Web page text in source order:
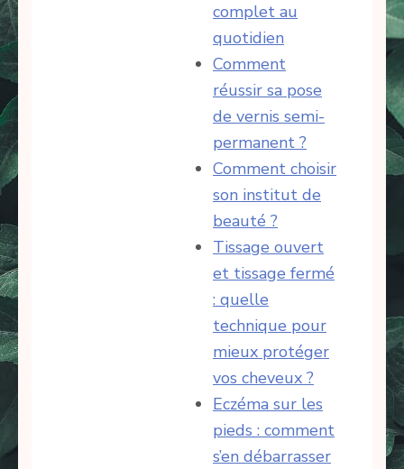
complet au
quotidien
Comment
réussir sa pose
de vernis semi-
permanent ?
Comment choisir
son institut de
beauté ?
Tissage ouvert
et tissage fermé
: quelle
technique pour
mieux protéger
vos cheveux ?
Eczéma sur les
pieds : comment
s’en débarrasser